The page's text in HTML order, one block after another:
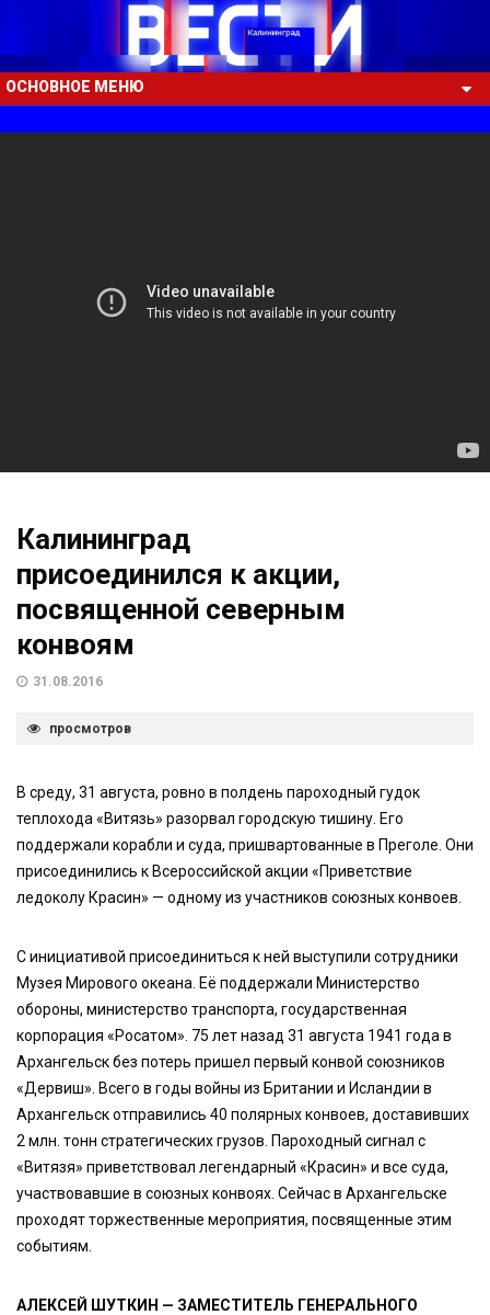
ОСНОВНОЕ МЕНЮ
Калининград
присоединился к акции,
посвященной северным
конвоям
31.08.2016
просмотров
В среду, 31 августа, ровно в полдень пароходный гудок
теплохода «Витязь» разорвал городскую тишину. Его
поддержали корабли и суда, пришвартованные в Преголе. Они
присоединились к Всероссийской акции «Приветствие
ледоколу Красин» — одному из участников союзных конвоев.
С инициативой присоединиться к ней выступили сотрудники
Музея Мирового океана. Её поддержали Министерство
обороны, министерство транспорта, государственная
корпорация «Росатом». 75 лет назад 31 августа 1941 года в
Архангельск без потерь пришел первый конвой союзников
«Дервиш». Всего в годы войны из Британии и Исландии в
Архангельск отправились 40 полярных конвоев, доставивших
2 млн. тонн стратегических грузов. Пароходный сигнал с
«Витязя» приветствовал легендарный «Красин» и все суда,
участвовавшие в союзных конвоях. Сейчас в Архангельске
проходят торжественные мероприятия, посвященные этим
событиям.
АЛЕКСЕЙ ШУТКИН — ЗАМЕСТИТЕЛЬ ГЕНЕРАЛЬНОГО